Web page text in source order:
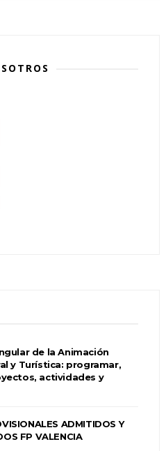
de la Animación
y Turística: programar,
actividades y
ADMITIDOS Y
FP VALENCIA